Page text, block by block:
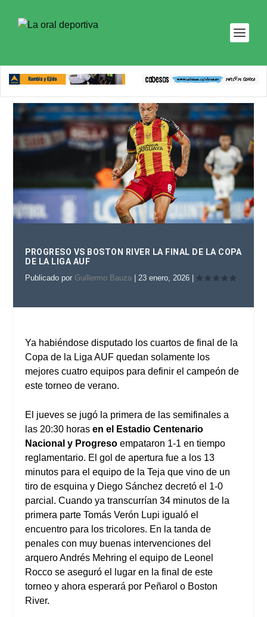
PROGRESO VS BOSTON RIVER LA FINAL DE LA COPA
DE LA LIGA AUF
Publicado por Guillermo Bauza | 23 enero, 2026 |
Ya habiéndose disputado los cuartos de final de la
Copa de la Liga AUF quedan solamente los
mejores cuatro equipos para definir el campeón de
este torneo de verano.
El jueves se jugó la primera de las semifinales a
las 20:30 horasen el Estadio Centenario
Nacional y Progreso empataron 1-1 en tiempo
reglamentario. El gol de apertura fue a los 13
minutos para el equipo de la Teja que vino de un
tiro de esquina y Diego Sánchez decretó el 1-0
parcial. Cuando ya transcurrían 34 minutos de la
primera parte Tomás Verón Lupi igualó el
encuentro para los tricolores. En la tanda de
penales con muy buenas intervenciones del
arquero Andrés Mehring el equipo de Leonel
Rocco se aseguró el lugar en la final de este
torneo y ahora esperará por Peñarol o Boston
River.